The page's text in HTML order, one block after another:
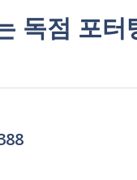
독점 포터